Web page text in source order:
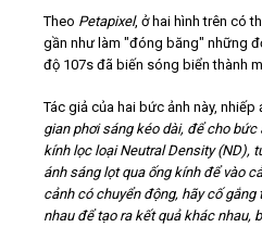
Theo Petapixel, ở hai hình trên có
gần như làm "đóng băng" những
độ 107s đã biến sóng biển thành
Tác giả của hai bức ảnh này,
gian phơi sáng kéo dài, để cho
kính lọc loại Neutral Density (ND),
ánh sáng lọt qua ống kính để vào
cảnh có chuyển động, hãy cố
nhau để tạo ra kết quả khác nhau,